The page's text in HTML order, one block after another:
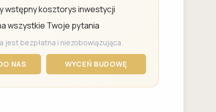
wstępny kosztorys inwestycji
wszystkie Twoje pytania
jest bezpłatna i niezobowiązująca.
NAS WYCEŃ BUDOWĘ